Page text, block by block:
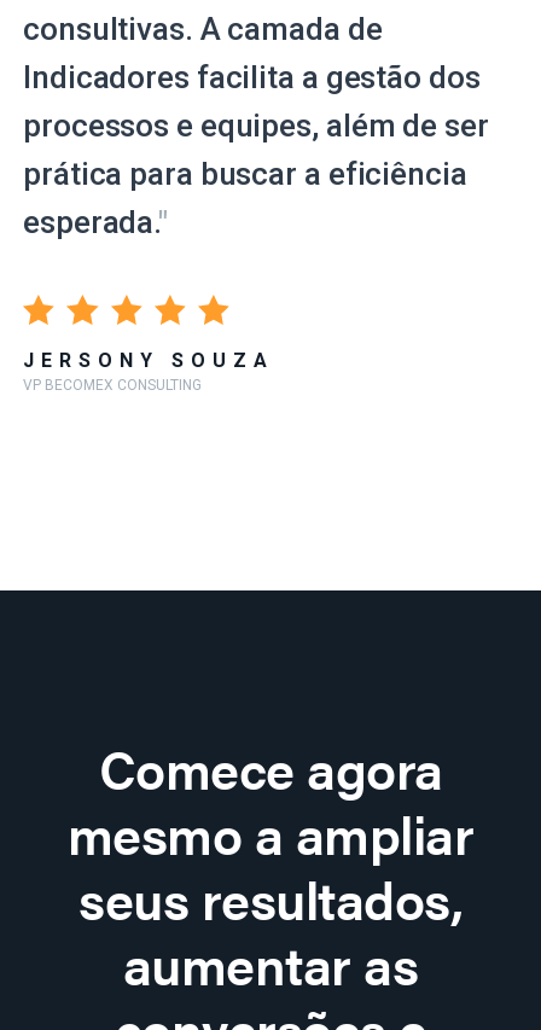
consultivas. A camada de
Indicadores facilita a gestão dos
processos e equipes, além de ser
prática para buscar a eficiência
esperada."
JERSONY SOUZA
VP BECOMEX CONSULTING
Comece agora
mesmo a ampliar
seus resultados,
aumentar as